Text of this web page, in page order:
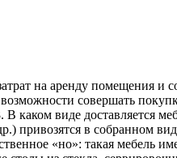
на аренду помещения
совершать
виде доставляется
привозятся в собранном
«но»: такая мебель